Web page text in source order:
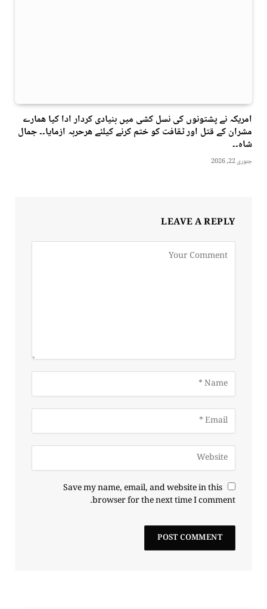
امریکہ نے پشتونوں کی نسل کشی میں بنیادی کردار ادا کیا ھمارے
مشران کے قتل اور ٹقافت کو ختم کرنے کیلئے ھرحربہ ازمایا۔۔ جمال
شاہ۔۔
جنوری 22, 2026
LEAVE A REPLY
Save my name, email, and website in this
browser for the next time I comment.